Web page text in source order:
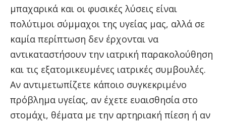
μπαχαρικά και οι φυσικές λύσεις είναι
πολύτιμοι σύμμαχοι της υγείας μας, αλλά σε
καμία περίπτωση δεν έρχονται να
αντικαταστήσουν την ιατρική παρακολούθηση
και τις εξατομικευμένες ιατρικές συμβουλές.
Αν αντιμετωπίζετε κάποιο συγκεκριμένο
πρόβλημα υγείας, αν έχετε ευαισθησία στο
στομάχι, θέματα με την αρτηριακή πίεση ή αν